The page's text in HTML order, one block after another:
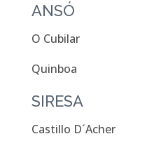
ANSÓ
O Cubilar
Quinboa
SIRESA
Castillo D´Acher